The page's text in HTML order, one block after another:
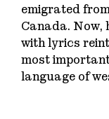
emigrated
Canada. Now,
with lyrics
most
language of